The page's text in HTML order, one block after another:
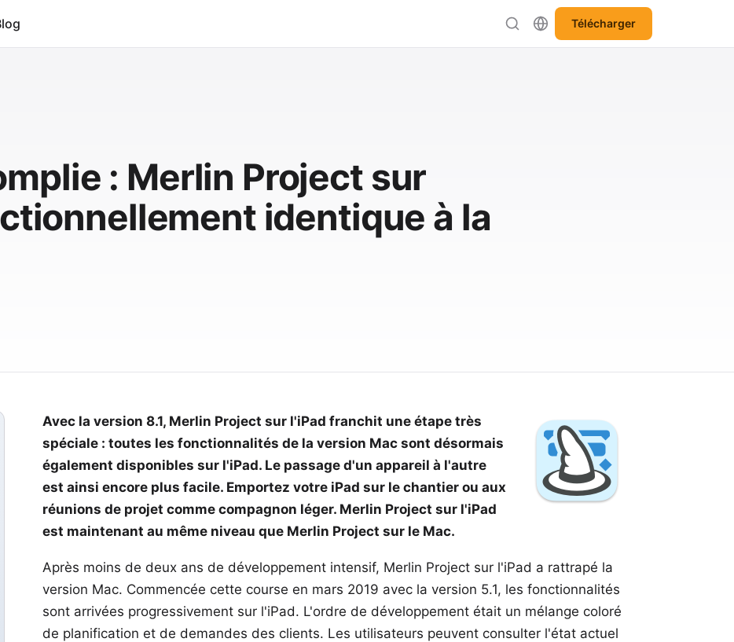
Télécharger
: Merlin Project sur
identique à la
Avec la version 8.1, Merlin Project sur l'iPad franchit une étape très
spéciale : toutes les fonctionnalités de la version Mac sont désormais
également disponibles sur l'iPad. Le passage d'un appareil à l'autre
est ainsi encore plus facile. Emportez votre iPad sur le chantier ou aux
réunions de projet comme compagnon léger. Merlin Project sur l'iPad
est maintenant au même niveau que Merlin Project sur le Mac.
Après moins de deux ans de développement intensif, Merlin Project sur l'iPad a rattrapé la
version Mac. Commencée cette course en mars 2019 avec la version 5.1, les fonctionnalités
sont arrivées progressivement sur l'iPad. L'ordre de développement était un mélange coloré
de planification et de demandes des clients. Les utilisateurs peuvent consulter l'état actuel